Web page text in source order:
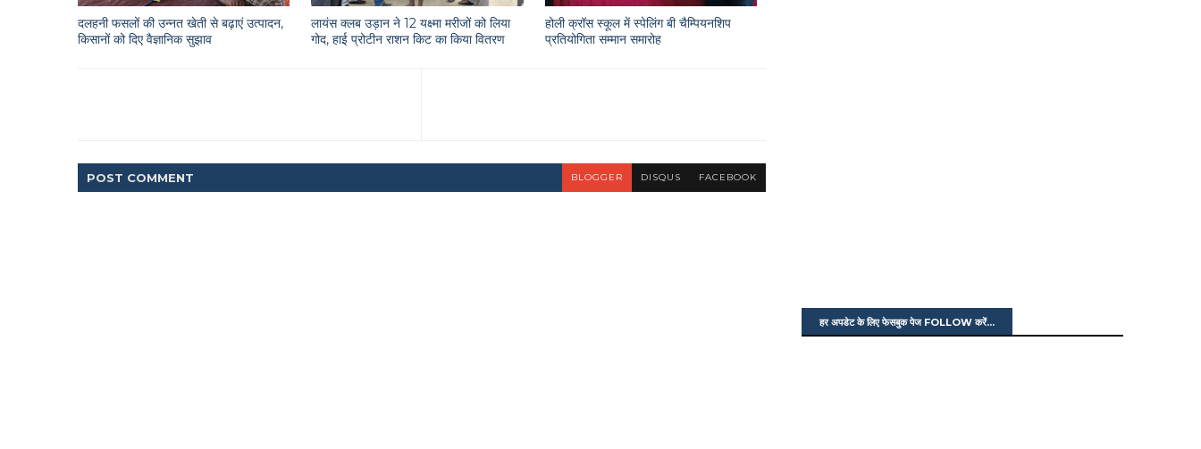
दलहनी फसलों की उन्नत खेती से बढ़ाएं उत्पादन,
किसानों को दिए वैज्ञानिक सुझाव
लायंस क्लब उड़ान ने 12 यक्ष्मा मरीजों को लिया
गोद, हाई प्रोटीन राशन किट का किया वितरण
होली क्रॉस स्कूल में स्पेलिंग बी चैम्पियनशिप
प्रतियोगिता सम्मान समारोह
POST COMMENT BLOGGER DISQUS FACEBOOK
हर अपडेट के लिए फेसबुक पेज FOLLOW करें...